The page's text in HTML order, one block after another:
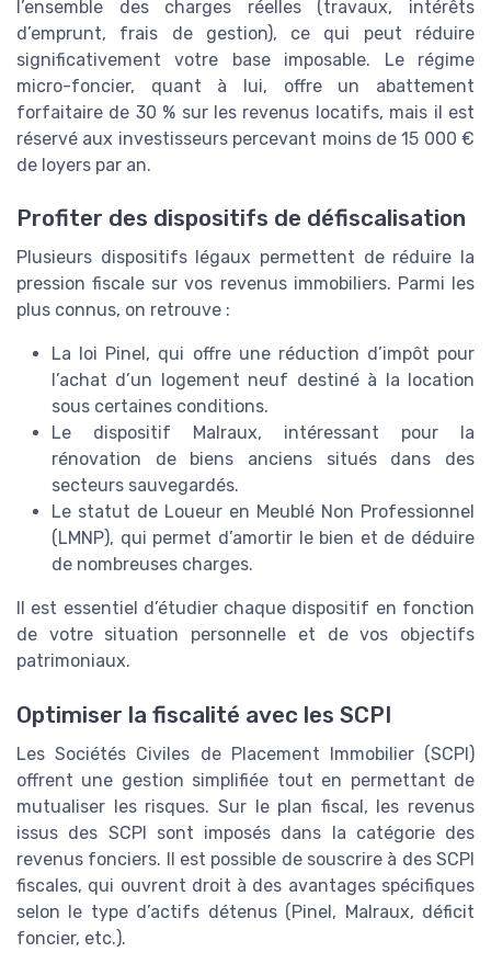
l’ensemble des charges réelles (travaux, intérêts
d’emprunt, frais de gestion), ce qui peut réduire
significativement votre base imposable. Le régime
micro-foncier, quant à lui, offre un abattement
forfaitaire de 30 % sur les revenus locatifs, mais il est
réservé aux investisseurs percevant moins de 15 000 €
de loyers par an.
Profiter des dispositifs de défiscalisation
Plusieurs dispositifs légaux permettent de réduire la
pression fiscale sur vos revenus immobiliers. Parmi les
plus connus, on retrouve :
La loi Pinel, qui offre une réduction d’impôt pour
l’achat d’un logement neuf destiné à la location
sous certaines conditions.
Le dispositif Malraux, intéressant pour la
rénovation de biens anciens situés dans des
secteurs sauvegardés.
Le statut de Loueur en Meublé Non Professionnel
(LMNP), qui permet d’amortir le bien et de déduire
de nombreuses charges.
Il est essentiel d’étudier chaque dispositif en fonction
de votre situation personnelle et de vos objectifs
patrimoniaux.
Optimiser la fiscalité avec les SCPI
Les Sociétés Civiles de Placement Immobilier (SCPI)
offrent une gestion simplifiée tout en permettant de
mutualiser les risques. Sur le plan fiscal, les revenus
issus des SCPI sont imposés dans la catégorie des
revenus fonciers. Il est possible de souscrire à des SCPI
fiscales, qui ouvrent droit à des avantages spécifiques
selon le type d’actifs détenus (Pinel, Malraux, déficit
foncier, etc.).